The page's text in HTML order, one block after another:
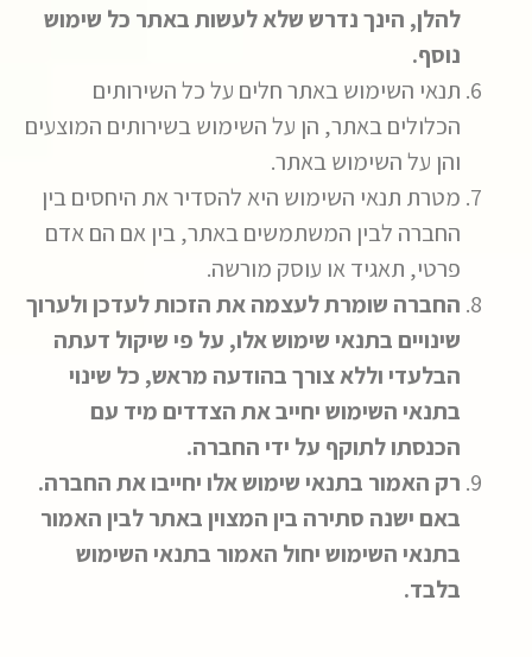
להלן, הינך נדרש שלא לעשות באתר כל שימוש
נוסף.
תנאי השימוש באתר חלים על כל השירותים
הכלולים באתר, הן על השימוש בשירותים המוצעים
והן על השימוש באתר.
מטרת תנאי השימוש היא להסדיר את היחסים בין
החברה לבין המשתמשים באתר, בין אם הם אדם
פרטי, תאגיד או עוסק מורשה.
החברה שומרת לעצמה את הזכות לעדכן ולערוך
שינויים בתנאי שימוש אלו, על פי שיקול דעתה
הבלעדי וללא צורך בהודעה מראש, כל שינוי
בתנאי השימוש יחייב את הצדדים מיד עם
הכנסתו לתוקף על ידי החברה.
רק האמור בתנאי שימוש אלו יחייבו את החברה.
באם ישנה סתירה בין המצוין באתר לבין האמור
בתנאי השימוש יחול האמור בתנאי השימוש
בלבד.